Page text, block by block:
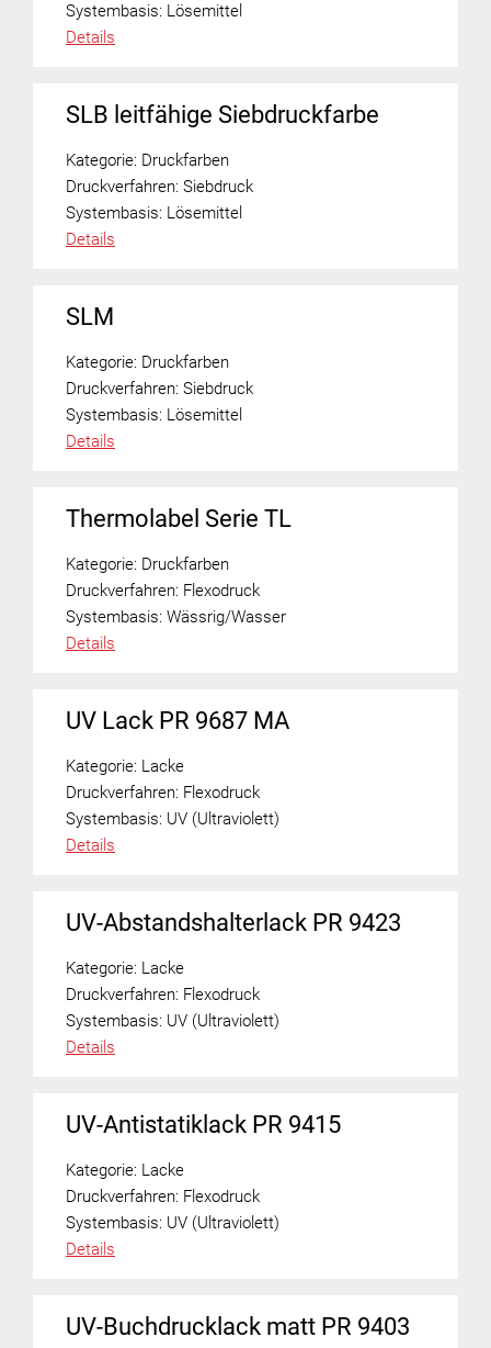
Systembasis: Lösemittel
Details
SLB leitfähige Siebdruckfarbe
Kategorie: Druckfarben
Druckverfahren: Siebdruck
Systembasis: Lösemittel
Details
SLM
Kategorie: Druckfarben
Druckverfahren: Siebdruck
Systembasis: Lösemittel
Details
Thermolabel Serie TL
Kategorie: Druckfarben
Druckverfahren: Flexodruck
Systembasis: Wässrig/Wasser
Details
UV Lack PR 9687 MA
Kategorie: Lacke
Druckverfahren: Flexodruck
Systembasis: UV (Ultraviolett)
Details
UV-Abstandshalterlack PR 9423
Kategorie: Lacke
Druckverfahren: Flexodruck
Systembasis: UV (Ultraviolett)
Details
UV-Antistatiklack PR 9415
Kategorie: Lacke
Druckverfahren: Flexodruck
Systembasis: UV (Ultraviolett)
Details
UV-Buchdrucklack matt PR 9403